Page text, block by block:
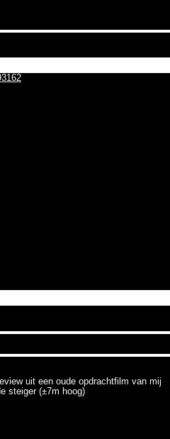
uit een oude opdrachtfilm van mij
steiger (±7m hoog)